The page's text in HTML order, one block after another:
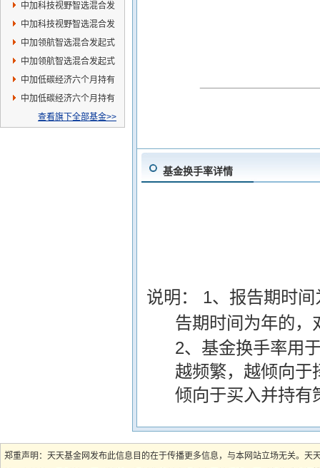
中加科技视野智选混合发
起式A
中加科技视野智选混合发
起式C
中加领航智选混合发起式
C
中加领航智选混合发起式
A
中加低碳经济六个月持有
混合C
中加低碳经济六个月持有
混合A查看旗下全部基金>>
基金换手率详情
说明：
1、报告期时
告期时间为年的，
2、基金换手率用
越频繁，越倾向于
倾向于买入并持有
郑重声明：天天基金网发布此信息目的在于传播更多信息，与本网站立场无关。